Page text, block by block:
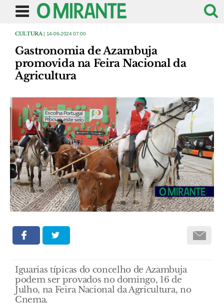
CULTURA | 14-06-2024 07:00
Gastronomia de Azambuja
promovida na Feira Nacional da
Agricultura
Iguarias típicas do concelho de Azambuja
podem ser provados no domingo, 16 de
Julho, na Feira Nacional da Agricultura, no
Cnema.